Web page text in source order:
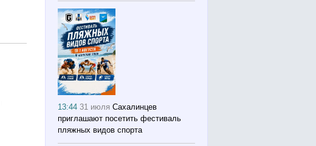
13:4431 июля Сахалинцев
приглашают посетить фестиваль
пляжных видов спорта